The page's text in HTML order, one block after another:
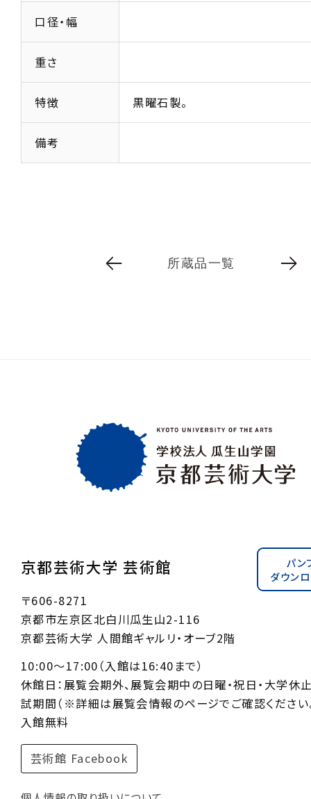
口径・幅
重さ
特徴 黒曜石製。
備考
所蔵品一覧
京都芸術大学 芸術館
パン
ダウン
〒606-8271
京都市左京区北白川瓜生山2-116
京都芸術大学 人間館ギャルリ・オーブ2階
10:00〜17:00（入館は16:40まで）
休館日：展覧会期外、展覧会期中の日曜・祝日・大学休
試期間（※詳細は展覧会情報のページでご確認ください
入館無料
芸術館 Facebook